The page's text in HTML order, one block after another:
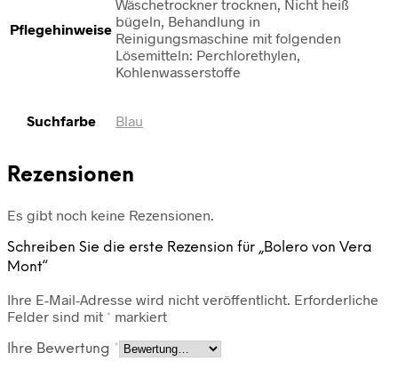
Pflegehinweise
Wäschetrockner trocknen, Nicht heiß
bügeln, Behandlung in
Reinigungsmaschine mit folgenden
Lösemitteln: Perchlorethylen,
Kohlenwasserstoffe
Suchfarbe Blau
Rezensionen
Es gibt noch keine Rezensionen.
Schreiben Sie die erste Rezension für „Bolero von Vera
Mont“
Ihre E-Mail-Adresse wird nicht veröffentlicht. Erforderliche
Felder sind mit * markiert
Ihre Bewertung *